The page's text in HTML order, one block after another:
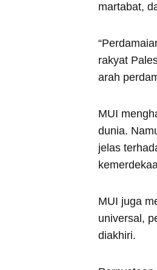
martabat,
rakyat
arah
MUI
dunia.
jelas
MUI juga
universal,
diakhiri.